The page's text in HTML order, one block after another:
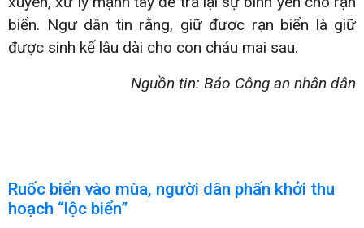
biển. Ngư dân tin rằng, giữ được rạn biển là giữ
được sinh kế lâu dài cho con cháu mai sau.
Nguồn tin: Báo Công an nhân dân
Ruốc biển vào mùa, người dân phấn khởi thu
hoạch “lộc biển”